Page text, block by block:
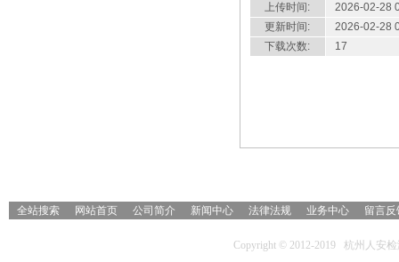
上传时间:
2026-02-28
更新时间:
2026-02-28
下载次数:
17
全站搜索 网站首页 公司简介 新闻中心 法律法规 业务中心 留言反
Copyright © 2012-2019 杭州人安